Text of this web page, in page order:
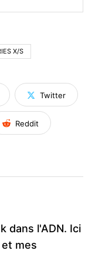
X/S
Twitter
Reddit
dans l'ADN. Ici
mes